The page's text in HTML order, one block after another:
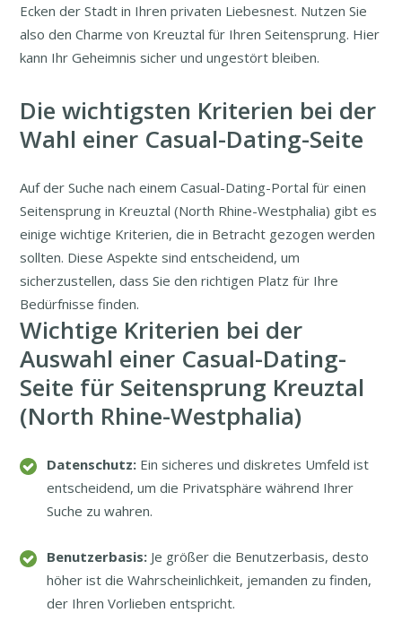
Ecken der Stadt in Ihren privaten Liebesnest. Nutzen Sie
also den Charme von Kreuztal für Ihren Seitensprung. Hier
kann Ihr Geheimnis sicher und ungestört bleiben.
Die wichtigsten Kriterien bei der
Wahl einer Casual-Dating-Seite
Auf der Suche nach einem Casual-Dating-Portal für einen
Seitensprung in Kreuztal (North Rhine-Westphalia) gibt es
einige wichtige Kriterien, die in Betracht gezogen werden
sollten. Diese Aspekte sind entscheidend, um
sicherzustellen, dass Sie den richtigen Platz für Ihre
Bedürfnisse finden.
Wichtige Kriterien bei der
Auswahl einer Casual-Dating-
Seite für Seitensprung Kreuztal
(North Rhine-Westphalia)
Datenschutz: Ein sicheres und diskretes Umfeld ist
entscheidend, um die Privatsphäre während Ihrer
Suche zu wahren.
Benutzerbasis: Je größer die Benutzerbasis, desto
höher ist die Wahrscheinlichkeit, jemanden zu finden,
der Ihren Vorlieben entspricht.